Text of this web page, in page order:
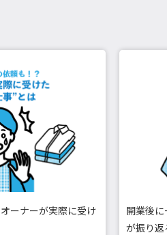
ーナーが実際に受け
開業後
が振り